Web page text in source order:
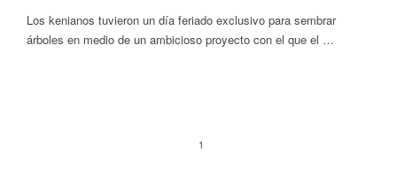
Los kenianos tuvieron un día feriado exclusivo para sembrar
árboles en medio de un ambicioso proyecto con el que el …
1